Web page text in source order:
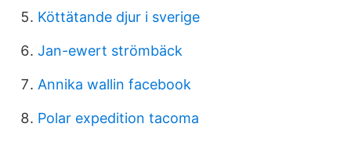
Köttätande djur i sverige
Jan-ewert strömbäck
Annika wallin facebook
Polar expedition tacoma